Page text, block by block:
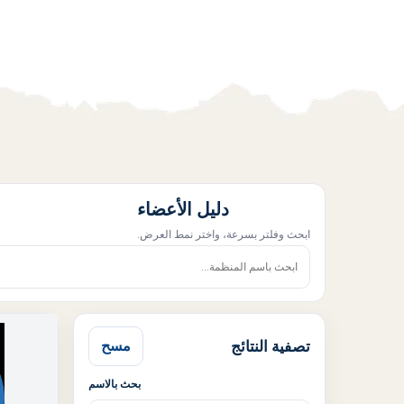
دليل الأعضاء
ابحث وفلتر بسرعة، واختر نمط العرض.
تصفية النتائج مسح
بحث بالاسم